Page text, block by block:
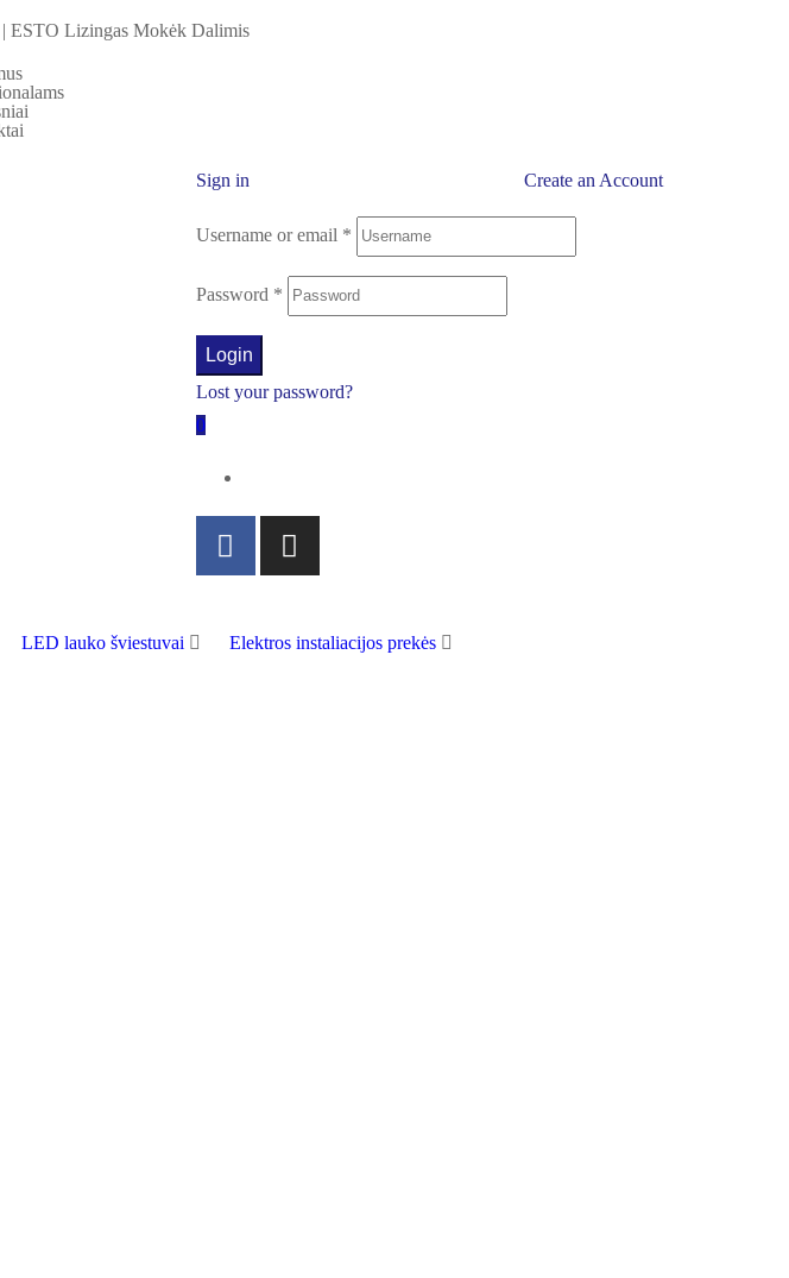
| ESTO Lizingas Mokėk Dalimis
Sign in Create an Account
Username or email *
Password *
Login
Lost your password?
0
LED lauko šviestuvai Elektros instaliacijos prekės